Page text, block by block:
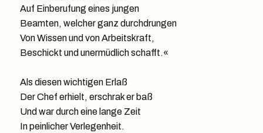
Auf Einberufung eines jungen
Beamten, welcher ganz durchdrungen
Von Wissen und von Arbeitskraft,
Beschickt und unermüdlich schafft.«
Als diesen wichtigen Erlaß
Der Chef erhielt, erschrak er baß
Und war durch eine lange Zeit
In peinlicher Verlegenheit.